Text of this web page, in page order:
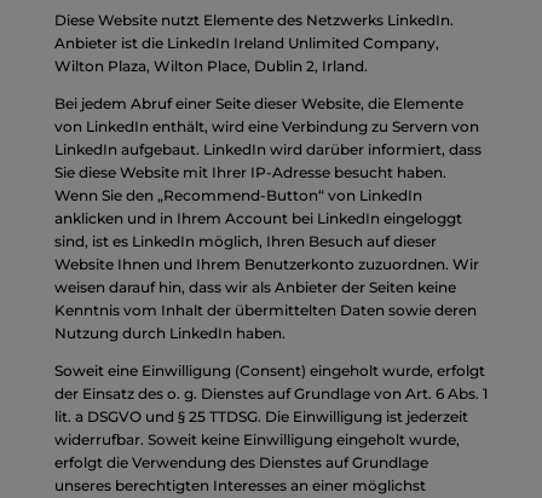
Diese Website nutzt Elemente des Netzwerks LinkedIn.
Anbieter ist die LinkedIn Ireland Unlimited Company,
Wilton Plaza, Wilton Place, Dublin 2, Irland.
Bei jedem Abruf einer Seite dieser Website, die Elemente
von LinkedIn enthält, wird eine Verbindung zu Servern von
LinkedIn aufgebaut. LinkedIn wird darüber informiert, dass
Sie diese Website mit Ihrer IP-Adresse besucht haben.
Wenn Sie den „Recommend-Button“ von LinkedIn
anklicken und in Ihrem Account bei LinkedIn eingeloggt
sind, ist es LinkedIn möglich, Ihren Besuch auf dieser
Website Ihnen und Ihrem Benutzerkonto zuzuordnen. Wir
weisen darauf hin, dass wir als Anbieter der Seiten keine
Kenntnis vom Inhalt der übermittelten Daten sowie deren
Nutzung durch LinkedIn haben.
Soweit eine Einwilligung (Consent) eingeholt wurde, erfolgt
der Einsatz des o. g. Dienstes auf Grundlage von Art. 6 Abs. 1
lit. a DSGVO und § 25 TTDSG. Die Einwilligung ist jederzeit
widerrufbar. Soweit keine Einwilligung eingeholt wurde,
erfolgt die Verwendung des Dienstes auf Grundlage
unseres berechtigten Interesses an einer möglichst